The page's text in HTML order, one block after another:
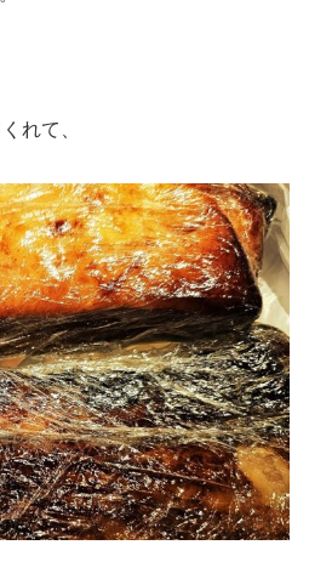
れて、